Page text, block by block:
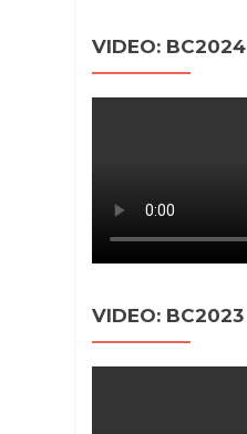
VIDEO: BC2024
VIDEO: BC2023